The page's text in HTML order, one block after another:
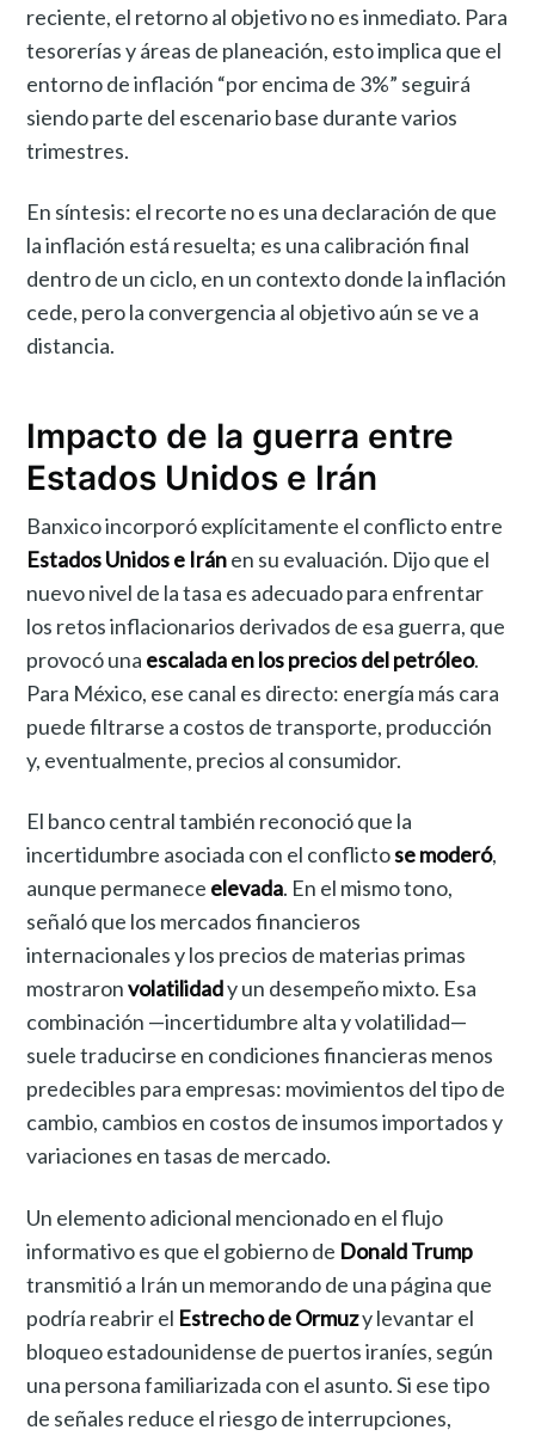
reciente, el retorno al objetivo no es inmediato. Para
tesorerías y áreas de planeación, esto implica que el
entorno de inflación “por encima de 3%” seguirá
siendo parte del escenario base durante varios
trimestres.
En síntesis: el recorte no es una declaración de que
la inflación está resuelta; es una calibración final
dentro de un ciclo, en un contexto donde la inflación
cede, pero la convergencia al objetivo aún se ve a
distancia.
Impacto de la guerra entre
Estados Unidos e Irán
Banxico incorporó explícitamente el conflicto entre
Estados Unidos e Iránen su evaluación. Dijo que el
nuevo nivel de la tasa es adecuado para enfrentar
los retos inflacionarios derivados de esa guerra, que
provocó una escalada en los precios del petróleo.
Para México, ese canal es directo: energía más cara
puede filtrarse a costos de transporte, producción
y, eventualmente, precios al consumidor.
El banco central también reconoció que la
incertidumbre asociada con el conflictose moderó,
aunque permanece elevada. En el mismo tono,
señaló que los mercados financieros
internacionales y los precios de materias primas
mostraronvolatilidady un desempeño mixto. Esa
combinación —incertidumbre alta y volatilidad—
suele traducirse en condiciones financieras menos
predecibles para empresas: movimientos del tipo de
cambio, cambios en costos de insumos importados y
variaciones en tasas de mercado.
Un elemento adicional mencionado en el flujo
informativo es que el gobierno de Donald Trump
transmitió a Irán un memorando de una página que
podría reabrir el Estrecho de Ormuzy levantar el
bloqueo estadounidense de puertos iraníes, según
una persona familiarizada con el asunto. Si ese tipo
de señales reduce el riesgo de interrupciones,